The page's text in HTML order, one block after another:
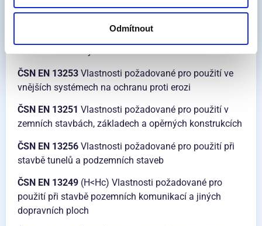
Odmítnout
norem:
ČSN EN 13253 Vlastnosti požadované pro použití ve
vnějších systémech na ochranu proti erozi
ČSN EN 13251 Vlastnosti požadované pro použití v
zemních stavbách, základech a opěrných konstrukcích
ČSN EN 13256 Vlastnosti požadované pro použití při
stavbě tunelů a podzemních staveb
ČSN EN 13249 (H<Hc) Vlastnosti požadované pro
použití při stavbě pozemních komunikací a jiných
dopravních ploch